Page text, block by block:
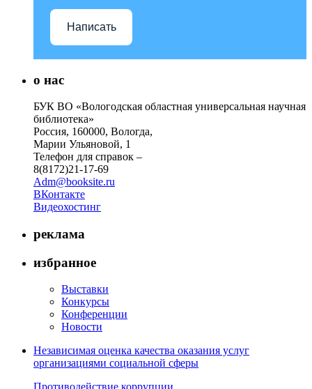
Написать
о нас
БУК ВО «Вологодская областная универсальная научная
библиотека»
Россия, 160000, Вологда,
Марии Ульяновой, 1
Телефон для справок –
8(8172)21-17-69
Adm@booksite.ru
ВКонтакте
Видеохостинг
реклама
избранное
Выставки
Конкурсы
Конференции
Новости
Независимая оценка качества оказания услуг
организациями социальной сферы